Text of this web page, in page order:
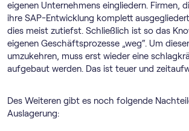
eigenen Unternehmens eingliedern. Firmen,
ihre SAP-Entwicklung komplett
dies meist zutiefst. Schließlich ist so das
eigenen Geschäftsprozesse „weg“. Um
umzukehren, muss erst wieder eine
aufgebaut werden. Das ist teuer und
Des Weiteren gibt es noch folgende
Auslagerung: